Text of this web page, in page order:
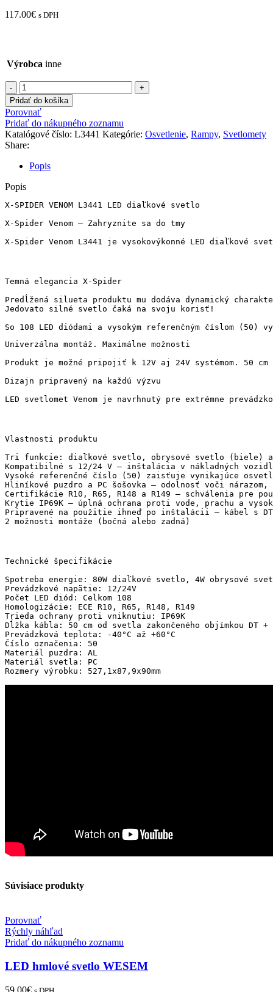
117.00€ s DPH
Výrobca inne
množstvo
LED
pracovné
svetlo
rampa
reflektor
X-
SPIDER
VENOM
L3441
Pridať do košíka
Porovnať
Pridať do nákupného zoznamu
Katalógové číslo: L3441 Kategórie: Osvetlenie, Rampy, Svetlomety
Share:
Popis
Popis
X-SPIDER VENOM L3441 LED diaľkové svetlo
X-Spider Venom – Zahryznite sa do tmy
X-Spider Venom L3441 je vysokovýkonné LED
Temná elegancia X-Spider
Predĺžená silueta produktu mu dodáva dynamický
Jedovato silné svetlo čaká na svoju korisť!
So 108 LED diódami a vysokým referenčným číslom
Univerzálna montáž. Maximálne možnosti
Produkt je možné pripojiť k 12V aj 24V systémom. 50
Dizajn pripravený na každú výzvu
LED svetlomet Venom je navrhnutý pre extrémne
Vlastnosti produktu
Tri funkcie: diaľkové svetlo, obrysové svetlo (biele)
Kompatibilné s 12/24 V – inštalácia v nákladných
Vysoké referenčné číslo (50) zaisťuje vynikajúce
Hliníkové puzdro a PC šošovka – odolnosť voči nárazom,
Certifikácie R10, R65, R148 a R149 – schválenia pre
Krytie IP69K – úplná ochrana proti vode, prachu a
Pripravené na použitie ihneď po inštalácii – kábel s DT
2 možnosti montáže (bočná alebo zadná)
Technické špecifikácie
Spotreba energie: 80W diaľkové svetlo, 4W obrysové
Prevádzkové napätie: 12/24V
Počet LED diód: Celkom 108
Homologizácie: ECE R10, R65, R148, R149
Trieda ochrany proti vniknutiu: IP69K
Dĺžka kábla: 50 cm od svetla zakončeného objímkou ​​DT
Prevádzková teplota: -40°C až +60°C
Číslo označenia: 50
Materiál puzdra: AL
Materiál svetla: PC
Rozmery výrobku: 527,1x87,9x90mm
Súvisiace produkty
Porovnať
Rýchly náhľad
Pridať do nákupného zoznamu
LED hmlové svetlo WESEM
59.00€